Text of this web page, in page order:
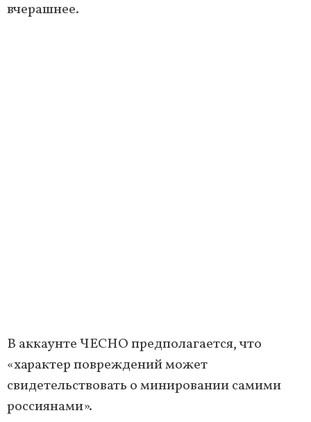
вчерашнее.
В аккаунте ЧЕСНО предполагается, что
«характер повреждений может
свидетельствовать о минировании самими
россиянами».